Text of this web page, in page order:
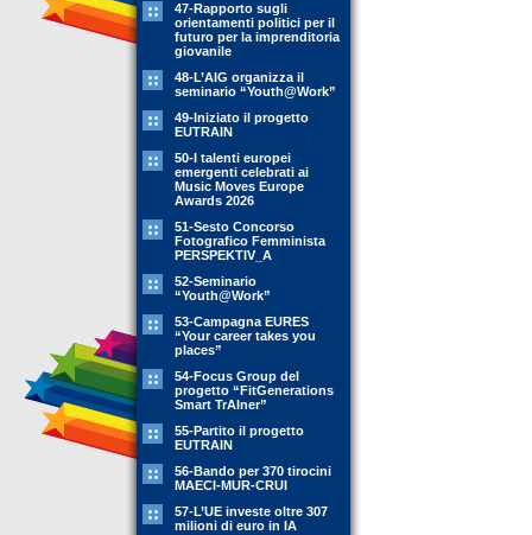
47-Rapporto sugli
orientamenti politici per il
futuro per la imprenditoria
giovanile
48-L’AIG organizza il
seminario “Youth@Work”
49-Iniziato il progetto
EUTRAIN
50-I talenti europei
emergenti celebrati ai
Music Moves Europe
Awards 2026
51-Sesto Concorso
Fotografico Femminista
PERSPEKTIV_A
52-Seminario
“Youth@Work”
53-Campagna EURES
“Your career takes you
places”
54-Focus Group del
progetto “FitGenerations
Smart TrAIner”
55-Partito il progetto
EUTRAIN
56-Bando per 370 tirocini
MAECI-MUR-CRUI
57-L’UE investe oltre 307
milioni di euro in IA